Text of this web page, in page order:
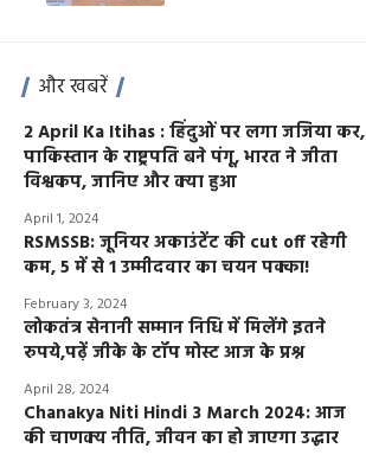
और खबरें
2 April Ka Itihas : हिंदुओं पर लगा जजिया कर,
पाकिस्तान के राष्ट्रपति बने पंगू, भारत ने जीता
विश्वकप, जानिए और क्या हुआ
April 1, 2024
RSMSSB: जूनियर अकाउंटेंट की cut off रहेगी
कम, 5 में से 1 उम्मीदवार का चयन पक्का!
February 3, 2024
लोकतंत्र सेनानी सम्मान निधि में मिलेंगे इतने
रुपये,पढ़ें जीके के टॉप मोस्ट आज के प्रश्न
April 28, 2024
Chanakya Niti Hindi 3 March 2024: आज
की चाणक्य नीति, जीवन का हो जाएगा उद्धार